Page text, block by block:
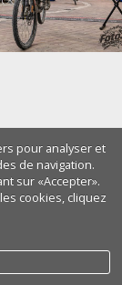
pour analyser et
de navigation.
sur «Accepter».
cookies, cliquez